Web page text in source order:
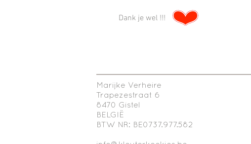
Dank je wel !!!
Marijke Verheire
Trapezestraat 6
8470 Gistel
BELGIË
BTW NR: BE0737.977.582